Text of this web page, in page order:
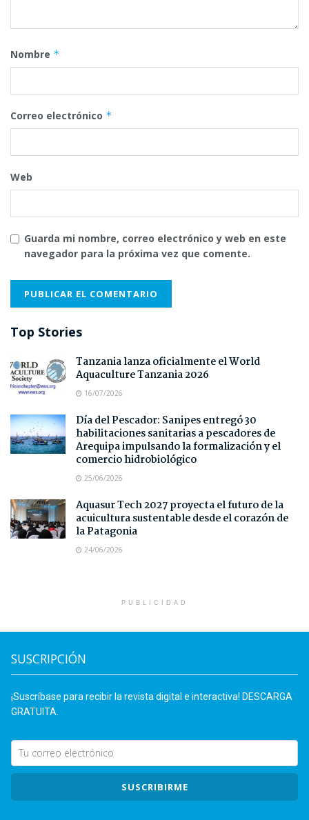
Nombre *
Correo electrónico *
Web
Guarda mi nombre, correo electrónico y web en este
navegador para la próxima vez que comente.
Top Stories
Tanzania lanza oficialmente el World
Aquaculture Tanzania 2026
16/07/2026
Día del Pescador: Sanipes entregó 30
habilitaciones sanitarias a pescadores de
Arequipa impulsando la formalización y el
comercio hidrobiológico
25/06/2026
Aquasur Tech 2027 proyecta el futuro de la
acuicultura sustentable desde el corazón de
la Patagonia
24/06/2026
PUBLICIDAD
SUSCRIPCIÓN
¡Suscríbase para recibir la revista digital e interactiva! DESCARGA
GRATUITA.
SUSCRIBIRME